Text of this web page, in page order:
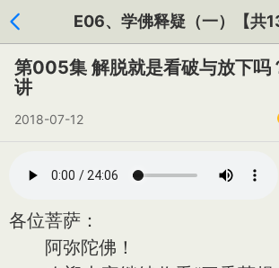
E06、学佛释疑（一）【共
第005集 解脱就是看破与放下吗
讲
2018-07-12
各位菩萨：
阿弥陀佛！